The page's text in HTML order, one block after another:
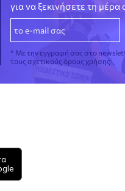
για να ξεκινήσετε τη μέρα
* Με την εγγραφή σας στο
τους σχετικούς όρους χρήσης